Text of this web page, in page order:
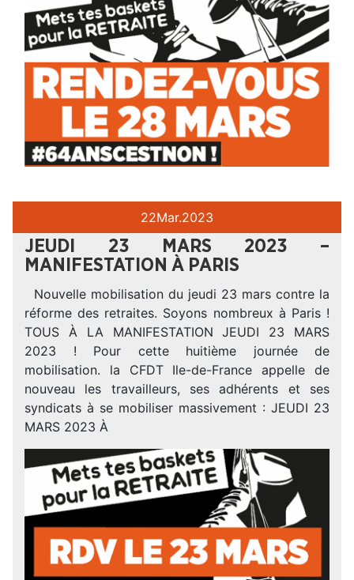
22Mar.2023
JEUDI 23 MARS 2023 –
MANIFESTATION À PARIS
Nouvelle mobilisation du jeudi 23 mars contre la
réforme des retraites. Soyons nombreux à Paris !
TOUS À LA MANIFESTATION JEUDI 23 MARS
2023 ! Pour cette huitième journée de
mobilisation. la CFDT Ile-de-France appelle de
nouveau les travailleurs, ses adhérents et ses
syndicats à se mobiliser massivement : JEUDI 23
MARS 2023 À